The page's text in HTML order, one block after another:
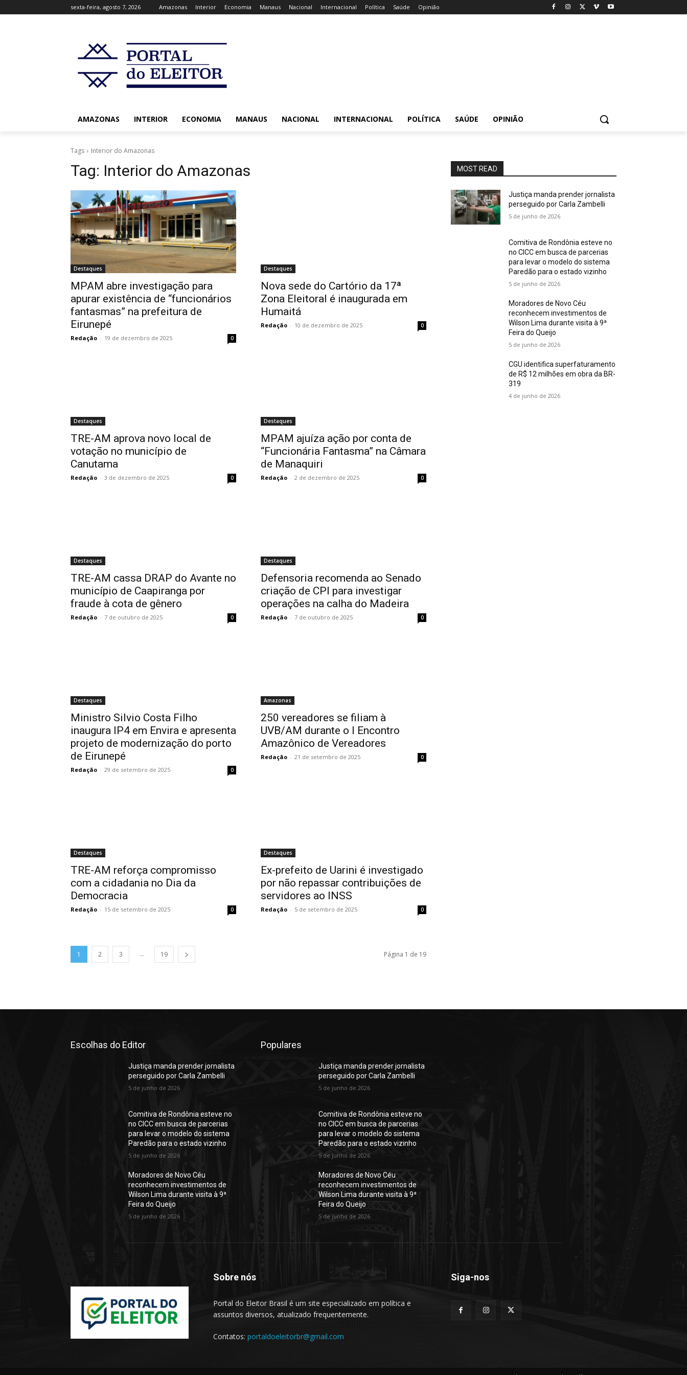
sexta-feira, agosto 7, 2026 Amazonas Interior Economia Manaus Nacional Internacional Política Saúde Opinião
AMAZONAS INTERIOR ECONOMIA MANAUS NACIONAL INTERNACIONAL POLÍTICA SAÚDE OPINIÃO
Tags Interior do Amazonas
Tag: Interior do Amazonas
Destaques
MPAM abre investigação para
apurar existência de “funcionários
fantasmas” na prefeitura de
Eirunepé
Redação - 19 de dezembro de 2025 0
Destaques
Nova sede do Cartório da 17ª
Zona Eleitoral é inaugurada em
Humaitá
Redação - 10 de dezembro de 2025 0
Destaques
TRE-AM aprova novo local de
votação no município de
Canutama
Redação - 3 de dezembro de 2025 0
Destaques
MPAM ajuíza ação por conta de
“Funcionária Fantasma” na Câmara
de Manaquiri
Redação - 2 de dezembro de 2025 0
Destaques
TRE-AM cassa DRAP do Avante no
município de Caapiranga por
fraude à cota de gênero
Redação - 7 de outubro de 2025 0
Destaques
Defensoria recomenda ao Senado
criação de CPI para investigar
operações na calha do Madeira
Redação - 7 de outubro de 2025 0
Destaques
Ministro Silvio Costa Filho
inaugura IP4 em Envira e apresenta
projeto de modernização do porto
de Eirunepé
Redação - 29 de setembro de 2025 0
Amazonas
250 vereadores se filiam à
UVB/AM durante o I Encontro
Amazônico de Vereadores
Redação - 21 de setembro de 2025 0
Destaques
TRE-AM reforça compromisso
com a cidadania no Dia da
Democracia
Redação - 15 de setembro de 2025 0
Destaques
Ex-prefeito de Uarini é investigado
por não repassar contribuições de
servidores ao INSS
Redação - 5 de setembro de 2025 0
1 2 3 ... 19 Página 1 de 19
MOST READ
Justiça manda prender jornalista
perseguido por Carla Zambelli
5 de junho de 2026
Comitiva de Rondônia esteve no
no CICC em busca de parcerias
para levar o modelo do sistema
Paredão para o estado vizinho
5 de junho de 2026
Moradores de Novo Céu
reconhecem investimentos de
Wilson Lima durante visita à 9ª
Feira do Queijo
5 de junho de 2026
CGU identifica superfaturamento
de R$ 12 milhões em obra da BR-
319
4 de junho de 2026
Escolhas do Editor
Justiça manda prender jornalista
perseguido por Carla Zambelli
5 de junho de 2026
Comitiva de Rondônia esteve no
no CICC em busca de parcerias
para levar o modelo do sistema
Paredão para o estado vizinho
5 de junho de 2026
Moradores de Novo Céu
reconhecem investimentos de
Wilson Lima durante visita à 9ª
Feira do Queijo
5 de junho de 2026
Populares
Justiça manda prender jornalista
perseguido por Carla Zambelli
5 de junho de 2026
Comitiva de Rondônia esteve no
no CICC em busca de parcerias
para levar o modelo do sistema
Paredão para o estado vizinho
5 de junho de 2026
Moradores de Novo Céu
reconhecem investimentos de
Wilson Lima durante visita à 9ª
Feira do Queijo
5 de junho de 2026
Sobre nós
Portal do Eleitor Brasil é um site especializado em política e
assuntos diversos, atualizado frequentemente.
Contatos: portaldoeleitorbr@gmail.com
Siga-nos